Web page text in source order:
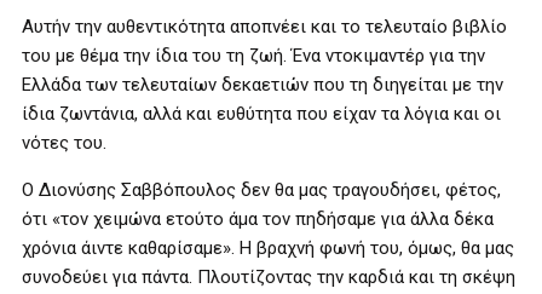
Αυτήν την αυθεντικότητα αποπνέει και το τελευταίο βιβλίο
του με θέμα την ίδια του τη ζωή. Ένα ντοκιμαντέρ για την
Ελλάδα των τελευταίων δεκαετιών που τη διηγείται με την
ίδια ζωντάνια, αλλά και ευθύτητα που είχαν τα λόγια και οι
νότες του.
Ο Διονύσης Σαββόπουλος δεν θα μας τραγουδήσει, φέτος,
ότι «τον χειμώνα ετούτο άμα τον πηδήσαμε για άλλα δέκα
χρόνια άιντε καθαρίσαμε». Η βραχνή φωνή του, όμως, θα μας
συνοδεύει για πάντα. Πλουτίζοντας την καρδιά και τη σκέψη